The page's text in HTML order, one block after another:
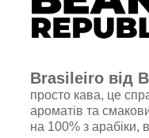
Brasileiro від
просто кава, це
ароматів та
на 100% з арабіки,